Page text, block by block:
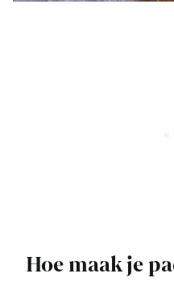
Hoe maak je